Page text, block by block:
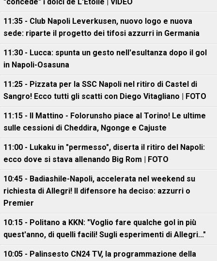
11:35 - Club Napoli Leverkusen, nuovo logo e nuova
sede: riparte il progetto dei tifosi azzurri in Germania
11:30 - Lucca: spunta un gesto nell'esultanza dopo il gol
in Napoli-Osasuna
11:25 - Pizzata per la SSC Napoli nel ritiro di Castel di
Sangro! Ecco tutti gli scatti con Diego Vitagliano | FOTO
11:15 - Il Mattino - Folorunsho piace al Torino! Le ultime
sulle cessioni di Cheddira, Ngonge e Cajuste
11:00 - Lukaku in "permesso", diserta il ritiro del Napoli:
ecco dove si stava allenando Big Rom | FOTO
10:45 - Badiashile-Napoli, accelerata nel weekend su
richiesta di Allegri! Il difensore ha deciso: azzurri o
Premier
10:15 - Politano a KKN: "Voglio fare qualche gol in più
quest'anno, di quelli facili! Sugli esperimenti di Allegri..."
10:05 - Palinsesto CN24 TV, la programmazione della